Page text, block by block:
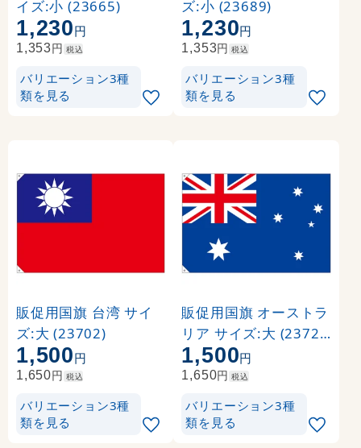
イズ:小 (23665)
1,230円
1,353円 税込
バリエーション3種
類を見る
ズ:小 (23689)
1,230円
1,353円 税込
バリエーション3種
類を見る
販促用国旗 台湾 サイ
ズ:大 (23702)
1,500円
1,650円 税込
バリエーション3種
類を見る
販促用国旗 オーストラ
リア サイズ:大 (23723
)
1,500円
1,650円 税込
バリエーション3種
類を見る